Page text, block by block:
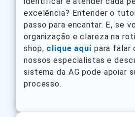
excelência? Entender o
passo para encantar. E, se
organização e clareza na
shop, clique aqui para falar
nossos especialistas e
sistema da AG pode apoiar
processo.